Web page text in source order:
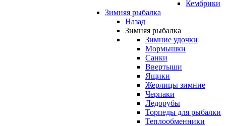
Кембрики
Зимняя рыбалка
Назад
Зимняя рыбалка
Зимние удочки
Мормышки
Санки
Ввертыши
Ящики
Жерлицы зимние
Черпаки
Ледорубы
Торпеды для рыбалки
Теплообменники